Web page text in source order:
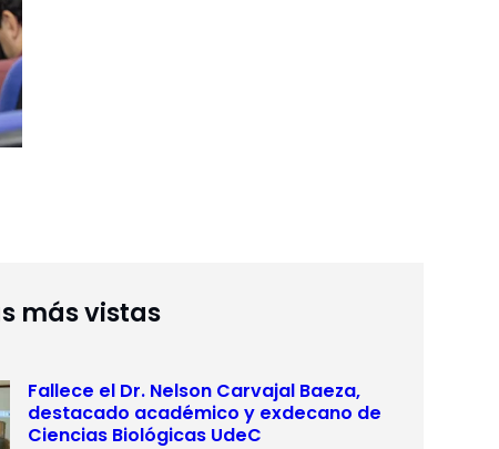
más vistas
Fallece el Dr. Nelson Carvajal Baeza,
destacado académico y exdecano de
Ciencias Biológicas UdeC